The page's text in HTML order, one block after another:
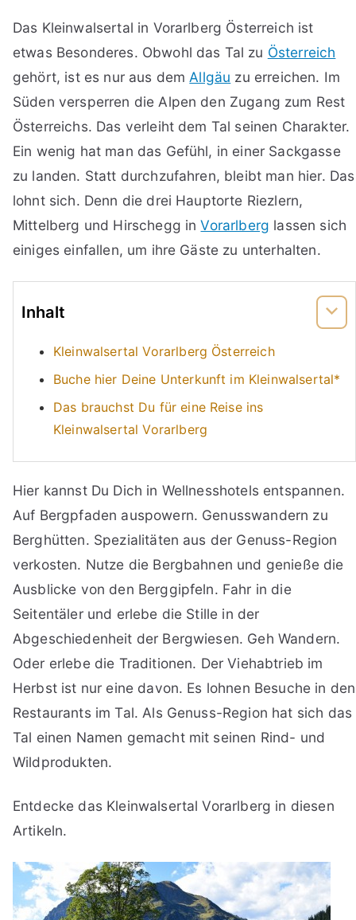
Das Kleinwalsertal in Vorarlberg Österreich ist
etwas Besonderes. Obwohl das Tal zu Österreich
gehört, ist es nur aus demAllgäu zu erreichen. Im
Süden versperren die Alpen den Zugang zum Rest
Österreichs. Das verleiht dem Tal seinen Charakter.
Ein wenig hat man das Gefühl, in einer Sackgasse
zu landen. Statt durchzufahren, bleibt man hier. Das
lohnt sich. Denn die drei Hauptorte Riezlern,
Mittelberg und Hirschegg inVorarlberg lassen sich
einiges einfallen, um ihre Gäste zu unterhalten.
Inhalt
Kleinwalsertal Vorarlberg Österreich
Buche hier Deine Unterkunft im Kleinwalsertal*
Das brauchst Du für eine Reise ins
Kleinwalsertal Vorarlberg
Hier kannst Du Dich in Wellnesshotels entspannen.
Auf Bergpfaden auspowern. Genusswandern zu
Berghütten. Spezialitäten aus der Genuss-Region
verkosten. Nutze die Bergbahnen und genieße die
Ausblicke von den Berggipfeln. Fahr in die
Seitentäler und erlebe die Stille in der
Abgeschiedenheit der Bergwiesen. Geh Wandern.
Oder erlebe die Traditionen. Der Viehabtrieb im
Herbst ist nur eine davon. Es lohnen Besuche in den
Restaurants im Tal. Als Genuss-Region hat sich das
Tal einen Namen gemacht mit seinen Rind- und
Wildprodukten.
Entdecke das Kleinwalsertal Vorarlberg in diesen
Artikeln.